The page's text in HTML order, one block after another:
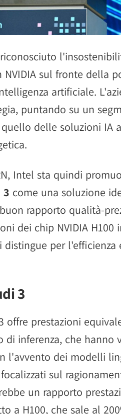
sul fronte della
artificiale.
puntando su un
delle soluzioni IA
Intel sta quindi
3 come una soluzione
rapporto qualità-
dei chip NVIDIA H100
distingue per l'efficienza
3
offre prestazioni
di inferenza, che hanno
l'avvento dei modelli
sul
un rapporto
a H100, che sale al